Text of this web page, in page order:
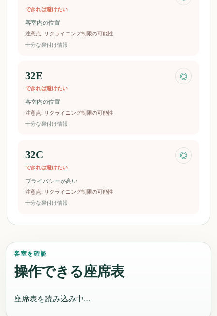
できれば避けたい
客室内の位置
注意点: リクライニング制限の可能性
十分な裏付け情報
32E
できれば避けたい
◎
客室内の位置
注意点: リクライニング制限の可能性
十分な裏付け情報
32C
できれば避けたい
◎
プライバシーが高い
注意点: リクライニング制限の可能性
十分な裏付け情報
客室を確認
操作できる座席表
座席表を読み込み中…